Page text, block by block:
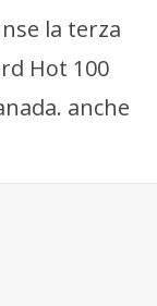
la terza
Hot 100
anche